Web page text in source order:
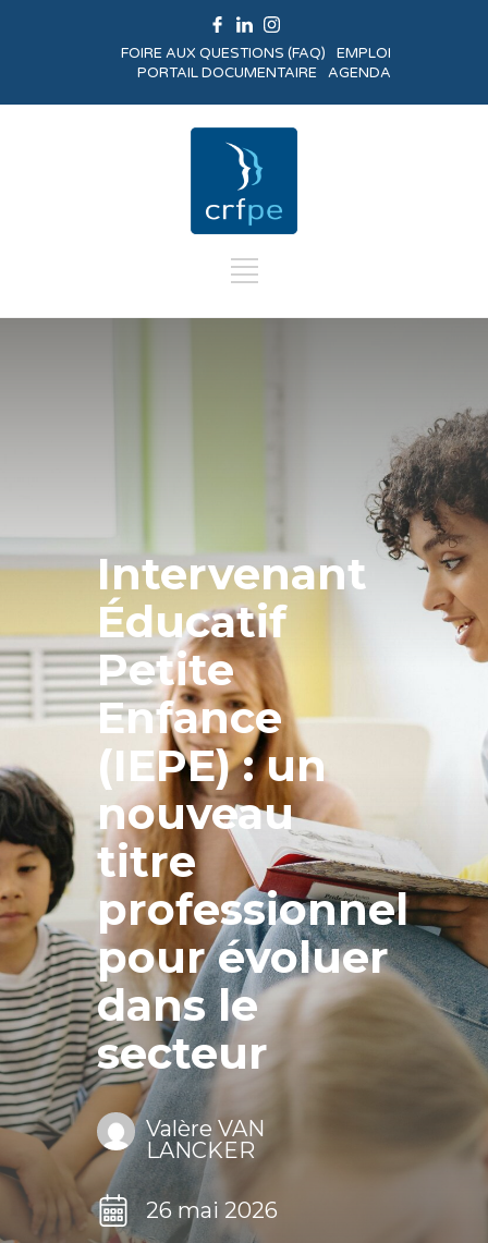
EMPLOI
FOIRE AUX QUESTIONS (FAQ)
AGENDA
PORTAIL DOCUMENTAIRE
Intervenant
Éducatif
Petite
Enfance
(IEPE) : un
nouveau
titre
professionnel
pour évoluer
dans le
secteur
Valère VAN
LANCKER
26 mai 2026